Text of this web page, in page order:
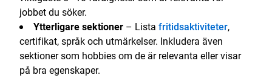
jobbet du söker.
Ytterligare sektioner – Lista fritidsaktiviteter,
certifikat, språk och utmärkelser. Inkludera även
sektioner som hobbies om de är relevanta eller visar
på bra egenskaper.